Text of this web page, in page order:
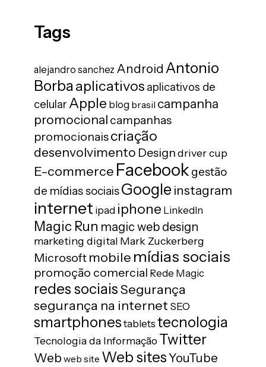
Tags
alejandro sanchez Android Antonio
Borbaaplicativos aplicativos de
celular Apple blog brasil campanha
promocional campanhas
promocionaiscriação
desenvolvimento Designdriver cup
E-commerce Facebookgestão
de mídias sociaisGoogle instagram
internet ipad iphone LinkedIn
Magic Run magic web design
marketing digital Mark Zuckerberg
Microsoft mobile mídias sociais
promoção comercial Rede Magic
redes sociaisSegurança
segurança na internet SEO
smartphones tablets tecnologia
Tecnologia da Informação Twitter
Web web site Web sitesYouTube